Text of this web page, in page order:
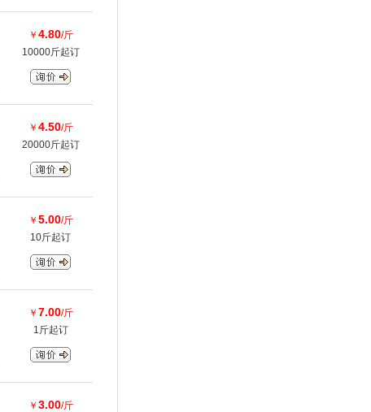
￥ 4.80/斤
10000斤起订
￥ 4.50/斤
20000斤起订
￥ 5.00/斤
10斤起订
￥ 7.00/斤
1斤起订
￥ 3.00/斤